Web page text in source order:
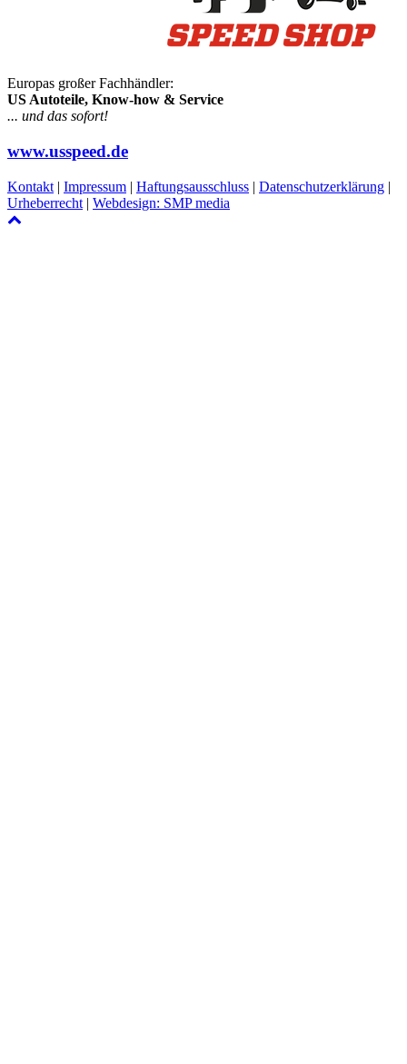
Europas großer Fachhändler:
US Autoteile, Know-how & Service
... und das sofort!
www.usspeed.de
Kontakt | Impressum | Haftungsausschluss | Datenschutzerklärung |
Urheberrecht | Webdesign: SMP media